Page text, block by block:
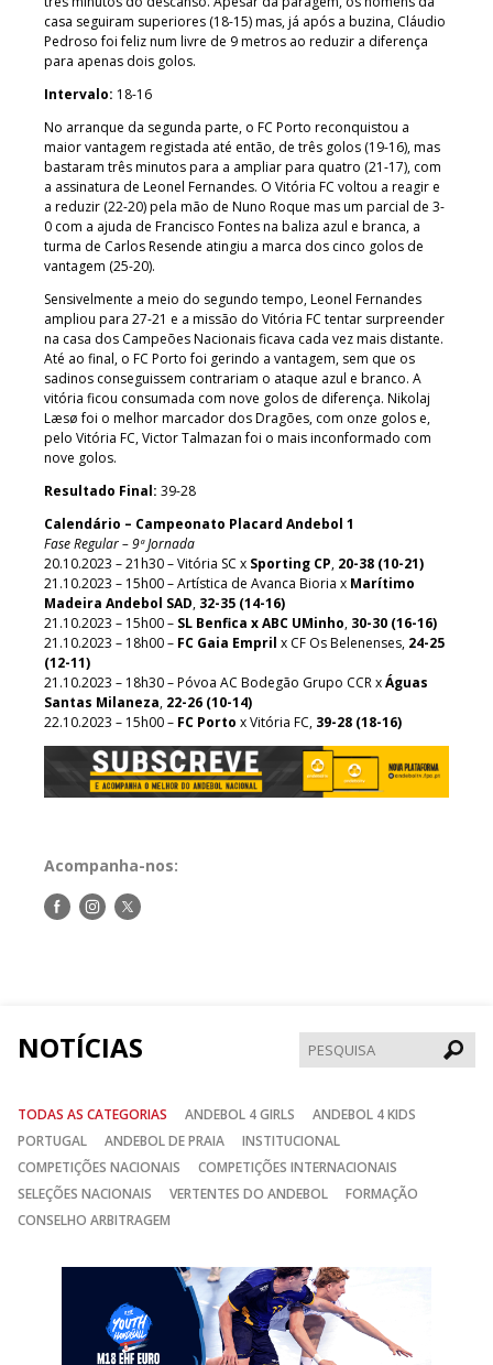
casa seguiram superiores (18-15) mas, já após a buzina, Cláudio
Pedroso foi feliz num livre de 9 metros ao reduzir a diferença
para apenas dois golos.
Intervalo: 18-16
No arranque da segunda parte, o FC Porto reconquistou a
maior vantagem registada até então, de três golos (19-16), mas
bastaram três minutos para a ampliar para quatro (21-17), com
a assinatura de Leonel Fernandes. O Vitória FC voltou a reagir e
a reduzir (22-20) pela mão de Nuno Roque mas um parcial de 3-
0 com a ajuda de Francisco Fontes na baliza azul e branca, a
turma de Carlos Resende atingiu a marca dos cinco golos de
vantagem (25-20).
Sensivelmente a meio do segundo tempo, Leonel Fernandes
ampliou para 27-21 e a missão do Vitória FC tentar surpreender
na casa dos Campeões Nacionais ficava cada vez mais distante.
Até ao final, o FC Porto foi gerindo a vantagem, sem que os
sadinos conseguissem contrariam o ataque azul e branco. A
vitória ficou consumada com nove golos de diferença. Nikolaj
Læsø foi o melhor marcador dos Dragões, com onze golos e,
pelo Vitória FC, Victor Talmazan foi o mais inconformado com
nove golos.
Resultado Final: 39-28
Calendário – Campeonato Placard Andebol 1
Fase Regular – 9ª Jornada
20.10.2023 – 21h30 – Vitória SC x Sporting CP, 20-38 (10-21)
21.10.2023 – 15h00 – Artística de Avanca Bioria x Marítimo
Madeira Andebol SAD, 32-35 (14-16)
21.10.2023 – 15h00 – SL Benfica x ABC UMinho, 30-30 (16-16)
21.10.2023 – 18h00 – FC Gaia Empril x CF Os Belenenses, 24-25
(12-11)
21.10.2023 – 18h30 – Póvoa AC Bodegão Grupo CCR xÁguas
Santas Milaneza, 22-26 (10-14)
22.10.2023 – 15h00 – FC Porto x Vitória FC, 39-28 (18-16)
Acompanha-nos:
Siga-Siga-Siga-
NOTÍCIAS
TODAS AS CATEGORIAS ANDEBOL 4 GIRLS
ANDEBOL 4 KIDS
PORTUGAL
ANDEBOL DE PRAIA
INSTITUCIONAL
COMPETIÇÕES NACIONAIS
COMPETIÇÕES INTERNACIONAIS
SELEÇÕES NACIONAIS
VERTENTES DO ANDEBOL
FORMAÇÃO
CONSELHO ARBITRAGEM